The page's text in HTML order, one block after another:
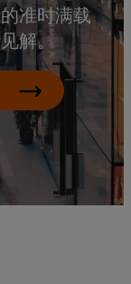
准时满载
解。